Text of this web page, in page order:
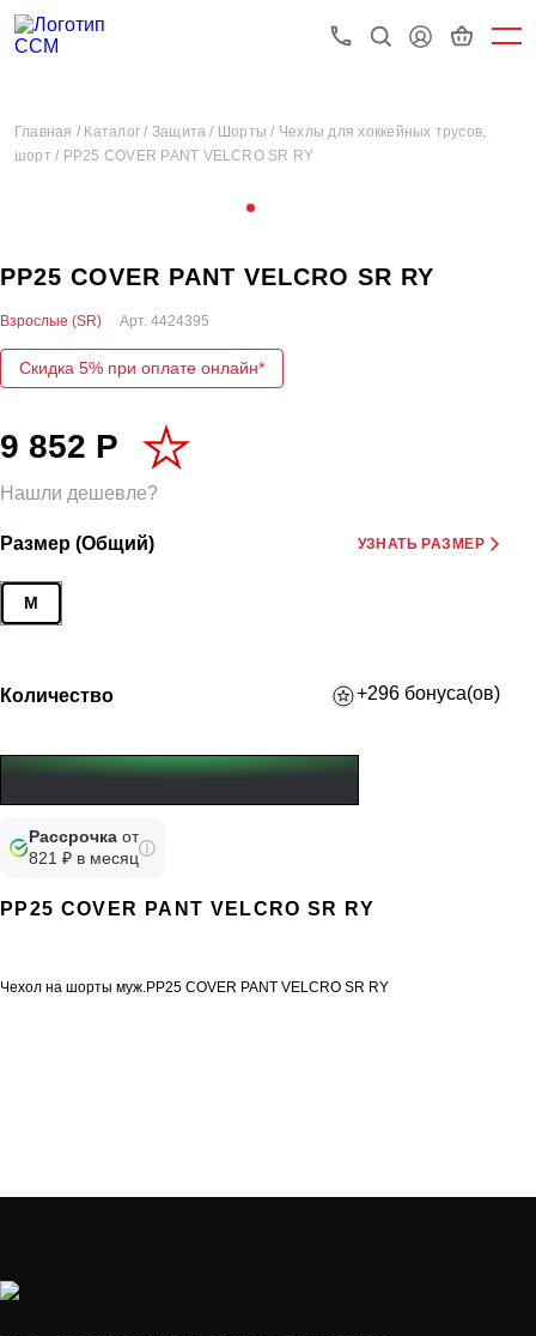
Главная / Каталог / Защита / Шорты / Чехлы для хоккейных трусов,
шорт / PP25 COVER PANT VELCRO SR RY
PP25 COVER PANT VELCRO SR RY
Взрослые (SR) Арт. 4424395
Скидка 5% при оплате онлайн*
9 852 Р
Нашли дешевле?
Размер (Общий) УЗНАТЬ РАЗМЕР
M
Количество +296 бонуса(ов)
Рассрочка от
821 ₽ в месяц
PP25 COVER PANT VELCRO SR RY
Чехол на шорты муж.PP25 COVER PANT VELCRO SR RY